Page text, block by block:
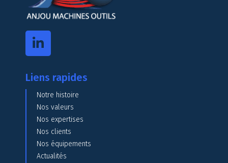
Liens rapides
Notre histoire
Nos valeurs
Nos expertises
Nos clients
Nos équipements
Actualités